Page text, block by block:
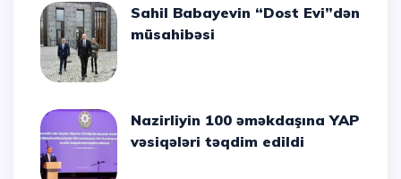
Sahil Babayevin “Dost Evi”dən
müsahibəsi
Nazirliyin 100 əməkdaşına YAP
vəsiqələri təqdim edildi